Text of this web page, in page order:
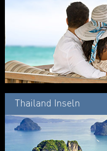
Thailand Inseln